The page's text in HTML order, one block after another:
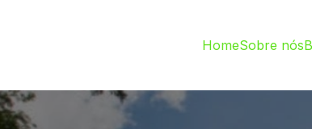
HomeSobre nós